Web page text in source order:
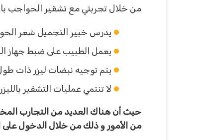
من خلال تجربتي مع تشقير الحواجب
يدرس خبير التجميل شعر
يعمل الطبيب على ضبط جهاز
يتم توجيه نبضات ليزر ذات
لا تنتمي عمليات التشقير
حيث أن هناك العديد من التجارب
من الأمور و ذلك من خلال الدخول على